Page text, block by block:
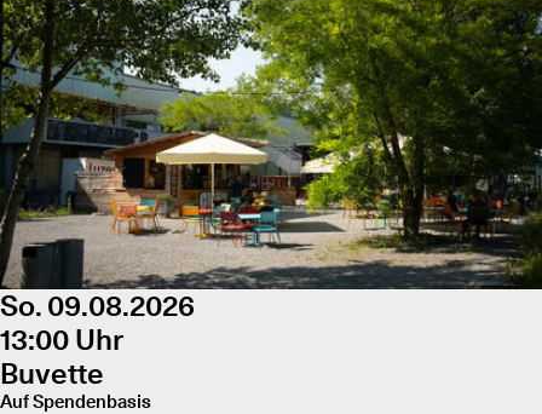
So. 09.08.2026
13:00 Uhr
Buvette
Auf Spendenbasis